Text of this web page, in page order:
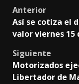
Post
Anterior
Así se cotiza el
valor viernes 15
Siguiente
Motorizados
Libertador de